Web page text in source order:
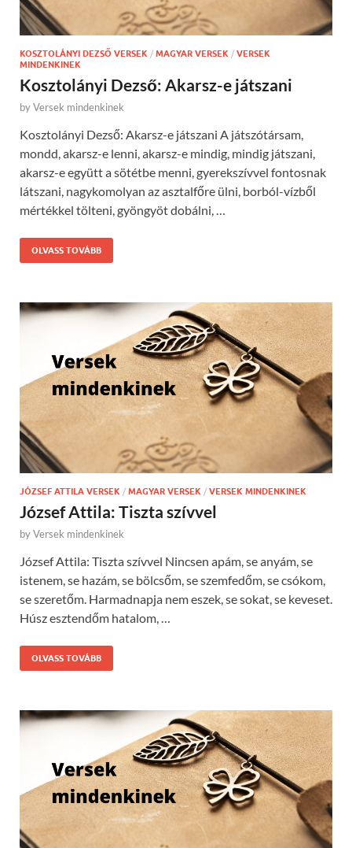
KOSZTOLÁNYI DEZSŐ VERSEK / MAGYAR VERSEK / VERSEK
MINDENKINEK
Kosztolányi Dezső: Akarsz-e játszani
byVersek mindenkinek
Kosztolányi Dezső: Akarsz-e játszani A játszótársam,
mondd, akarsz-e lenni, akarsz-e mindig, mindig játszani,
akarsz-e együtt a sötétbe menni, gyerekszívvel fontosnak
látszani, nagykomolyan az asztalfőre ülni, borból-vízből
mértékkel tölteni, gyöngyöt dobálni, …
OLVASS TOVÁBB
JÓZSEF ATTILA VERSEK / MAGYAR VERSEK / VERSEK MINDENKINEK
József Attila: Tiszta szívvel
byVersek mindenkinek
József Attila: Tiszta szívvel Nincsen apám, se anyám, se
istenem, se hazám, se bölcsőm, se szemfedőm, se csókom,
se szeretőm. Harmadnapja nem eszek, se sokat, se keveset.
Húsz esztendőm hatalom, …
OLVASS TOVÁBB